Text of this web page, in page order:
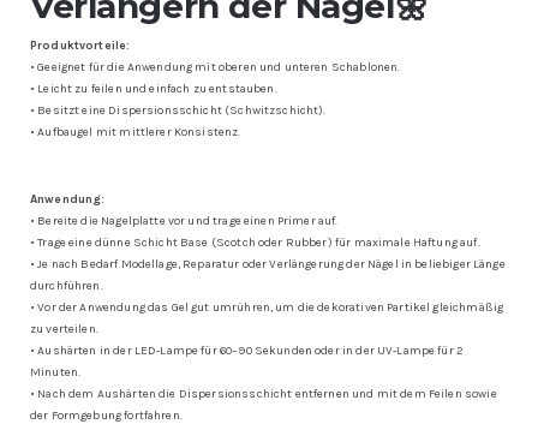
Produktvorteile:
• Geeignet für die Anwendung mit oberen und unteren Schablonen.
• Leicht zu feilen und einfach zu entstauben.
• Besitzt eine Dispersionsschicht (Schwitzschicht).
• Aufbaugel mit mittlerer Konsistenz.
Anwendung:
• Bereite die Nagelplatte vor und trage einen Primer auf.
• Trage eine dünne Schicht Base (Scotch oder Rubber) für maximale Haftung auf.
• Je nach Bedarf Modellage, Reparatur oder Verlängerung der Nägel in beliebiger Länge
durchführen.
• Vor der Anwendung das Gel gut umrühren, um die dekorativen Partikel gleichmäßig
zu verteilen.
• Aushärten in der LED-Lampe für 60–90 Sekunden oder in der UV-Lampe für 2
Minuten.
• Nach dem Aushärten die Dispersionsschicht entfernen und mit dem Feilen sowie
der Formgebung fortfahren.